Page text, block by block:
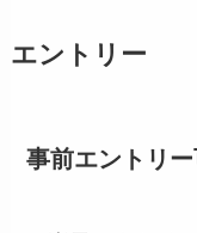
エントリー
事前エントリ